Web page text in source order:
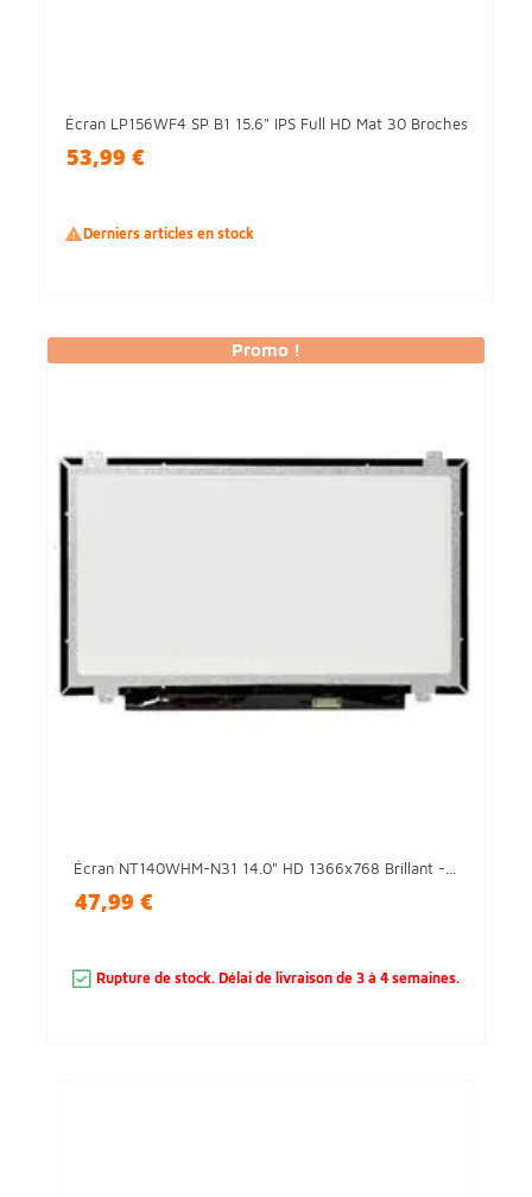
Écran LP156WF4 SP B1 15.6" IPS Full HD Mat 30 Broches
53,99 €
Derniers articles en stock
Écran NT140WHM-N31 14.0" HD 1366x768 Brillant -...
47,99 €
Rupture de stock. Délai de livraison de 3 à 4 semaines.
Promo !